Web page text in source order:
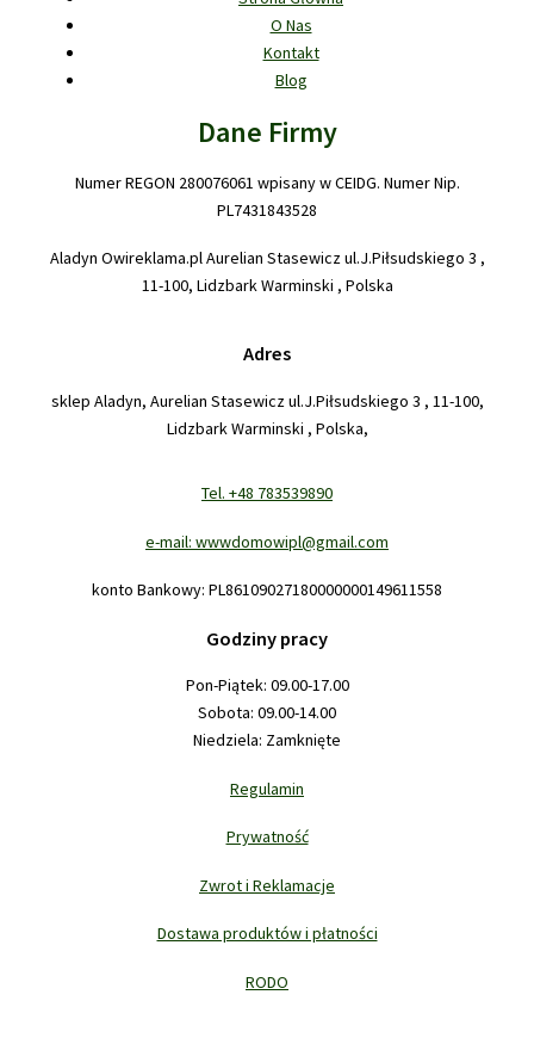
O Nas
Kontakt
Blog
Dane Firmy
Numer REGON 280076061 wpisany w CEIDG. Numer Nip.
PL7431843528
Aladyn Owireklama.pl Aurelian Stasewicz ul.J.Piłsudskiego 3 ,
11-100, Lidzbark Warminski , Polska
Adres
sklep Aladyn, Aurelian Stasewicz ul.J.Piłsudskiego 3 , 11-100,
Lidzbark Warminski , Polska,
Tel. +48 783539890
e-mail: wwwdomowipl@gmail.com
konto Bankowy: PL86109027180000000149611558
Godziny pracy
Pon-Piątek: 09.00-17.00
Sobota: 09.00-14.00
Niedziela: Zamknięte
Regulamin
Prywatność
Zwrot i Reklamacje
Dostawa produktów i płatności
RODO